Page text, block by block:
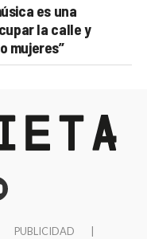
es una
la calle y
mujeres”
PUBLICIDAD